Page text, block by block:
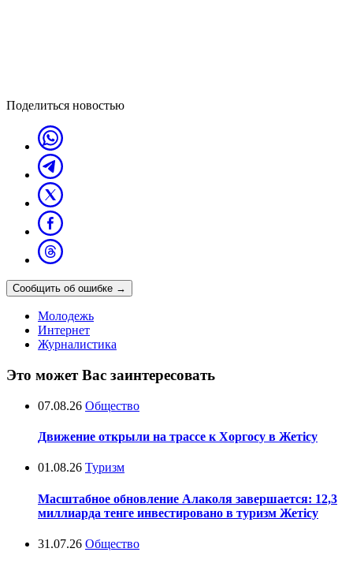
Поделиться новостью
Сообщить об ошибке →
Молодежь
Интернет
Журналистика
Это может Вас заинтересовать
07.08.26 Общество
Движение открыли на трассе к Хоргосу в Жетісу
01.08.26 Туризм
Масштабное обновление Алаколя завершается: 12,3
миллиарда тенге инвестировано в туризм Жетісу
31.07.26 Общество